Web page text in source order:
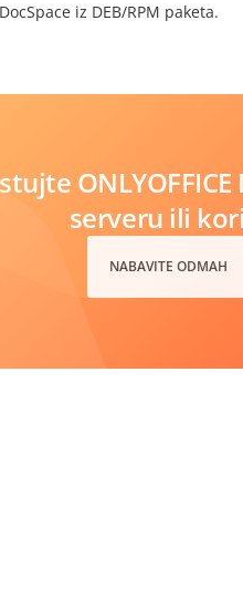
iz DEB/RPM paketa.
serveru ili
NABAVITE ODMAH